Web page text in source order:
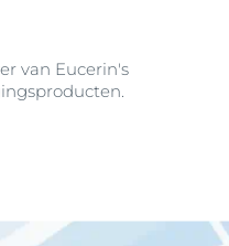
van Eucerin's